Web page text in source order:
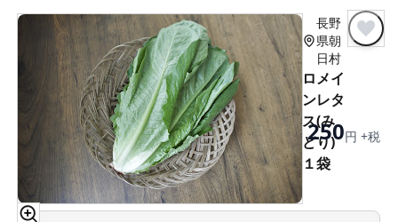
長野
県朝
日村
ロメイ
ンレタ
ス(み
どり)
１袋
250円 +税